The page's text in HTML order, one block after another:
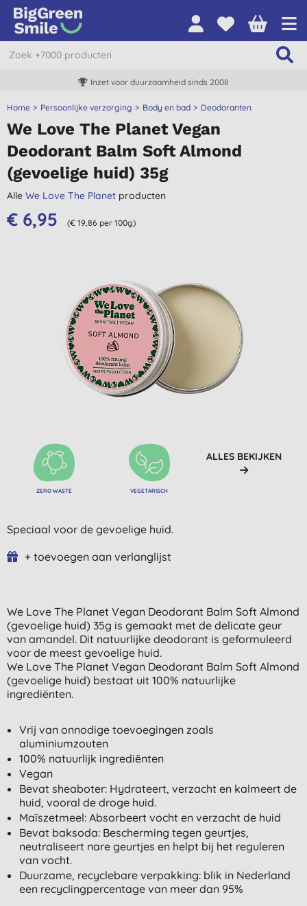
Inzet voor duurzaamheid sinds 2008
Home Persoonlijke verzorging Body en bad Deodoranten
We Love The Planet Vegan
Deodorant Balm Soft Almond
(gevoelige huid) 35g
Alle We Love The Planet producten
€ 6,95 (€ 19,86 per 100g)
ZERO WASTE VEGETARISCH
ALLES BEKIJKEN
Speciaal voor de gevoelige huid.
+ toevoegen aan verlanglijst
We Love The Planet Vegan Deodorant Balm Soft Almond
(gevoelige huid) 35g is gemaakt met de delicate geur
van amandel. Dit natuurlijke deodorant is geformuleerd
voor de meest gevoelige huid.
We Love The Planet Vegan Deodorant Balm Soft Almond
(gevoelige huid) bestaat uit 100% natuurlijke
ingrediënten.
Vrij van onnodige toevoegingen zoals
aluminiumzouten
100% natuurlijk ingrediënten
Vegan
Bevat sheaboter: Hydrateert, verzacht en kalmeert de
huid, vooral de droge huid.
Maïszetmeel: Absorbeert vocht en verzacht de huid
Bevat baksoda: Bescherming tegen geurtjes,
neutraliseert nare geurtjes en helpt bij het reguleren
van vocht.
Duurzame, recyclebare verpakking: blik in Nederland
een recyclingpercentage van meer dan 95%